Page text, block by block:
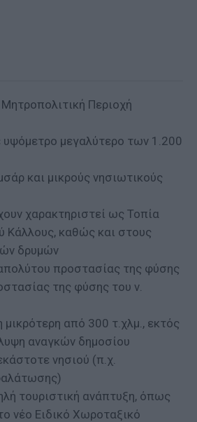
Περιοχή
υψόμετρο μεγαλύτερο των 1.200
και μικρούς νησιωτικούς
χαρακτηριστεί ως Τοπία
Κάλλους, καθώς και στους
δρυμών
προστασίας της φύσης
της φύσης του ν.
μικρότερη από 300 τ.χλμ., εκτός
αναγκών δημοσίου
νησιού (π.χ.
τουριστική ανάπτυξη, όπως
νέο Ειδικό Χωροταξικό